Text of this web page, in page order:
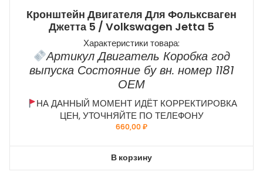
Кронштейн Двигателя Для Фольксваген
Джетта 5 / Volkswagen Jetta 5
Характеристики товара:
Артикул Двигатель Коробка год
выпуска Состояние бу вн. номер 1181
ОЕМ
НА ДАННЫЙ МОМЕНТ ИДЁТ КОРРЕКТИРОВКА
ЦЕН, УТОЧНЯЙТЕ ПО ТЕЛЕФОНУ
660,00₽
В корзину